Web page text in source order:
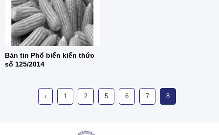
Bản tin Phổ biến kiến thức
số 125/2014
‹ 1 2 5 6 7 8